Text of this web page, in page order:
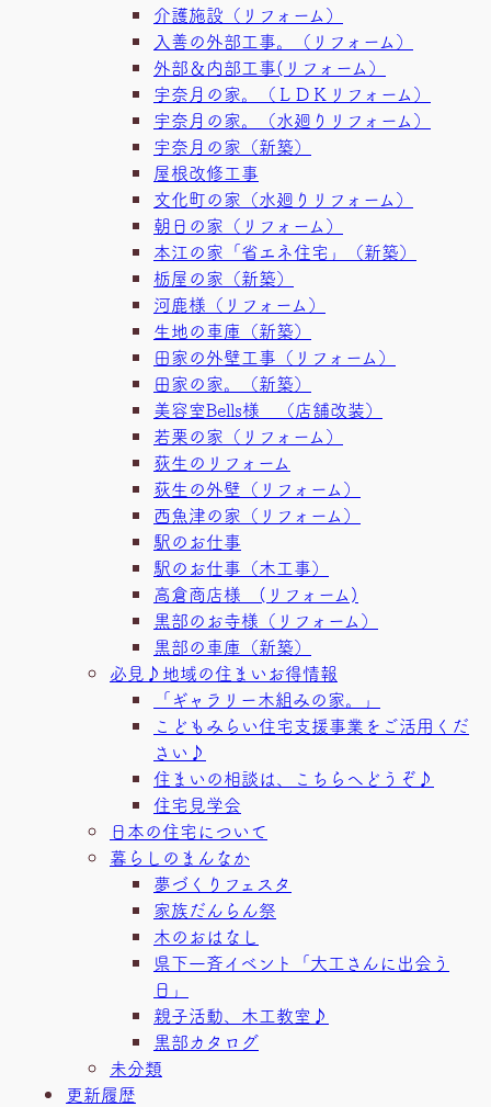
介護施設（リフォーム）
入善の外部工事。（リフォーム）
外部＆内部工事(リフォーム）
宇奈月の家。（ＬＤＫリフォーム）
宇奈月の家。（水廻りリフォーム）
宇奈月の家（新築）
屋根改修工事
文化町の家（水廻りリフォーム）
朝日の家（リフォーム）
本江の家「省エネ住宅」（新築）
栃屋の家（新築）
河鹿様（リフォーム）
生地の車庫（新築）
田家の外壁工事（リフォーム）
田家の家。（新築）
美容室Bells様 （店舗改装）
若栗の家（リフォーム）
荻生のリフォーム
荻生の外壁（リフォーム）
西魚津の家（リフォーム）
駅のお仕事
駅のお仕事（木工事）
高倉商店様 (リフォーム)
黒部のお寺様（リフォーム）
黒部の車庫（新築）
必見♪地域の住まいお得情報
「ギャラリー木組みの家。」
こどもみらい住宅支援事業をご活用くだ
さい♪
住まいの相談は、こちらへどうぞ♪
住宅見学会
日本の住宅について
暮らしのまんなか
夢づくりフェスタ
家族だんらん祭
木のおはなし
県下一斉イベント「大工さんに出会う
日」
親子活動、木工教室♪
黒部カタログ
未分類
更新履歴